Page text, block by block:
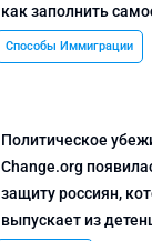
как заполнить
Способы Иммиграции
Политическое
Change.org
защиту россиян,
выпускает из